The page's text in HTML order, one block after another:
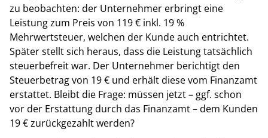
zu beobachten: der Unternehmer erbringt eine
Leistung zum Preis von 119 € inkl. 19 %
Mehrwertsteuer, welchen der Kunde auch entrichtet.
Später stellt sich heraus, dass die Leistung tatsächlich
steuerbefreit war. Der Unternehmer berichtigt den
Steuerbetrag von 19 € und erhält diese vom Finanzamt
erstattet. Bleibt die Frage: müssen jetzt – ggf. schon
vor der Erstattung durch das Finanzamt – dem Kunden
19 € zurückgezahlt werden?